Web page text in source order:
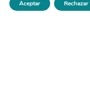
Aceptar Rechazar